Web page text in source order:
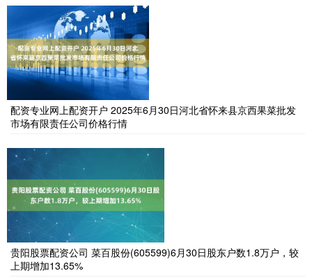
配资专业网上配资开户 2025年6月30日河北省怀来县京西果菜批发
市场有限责任公司价格行情
贵阳股票配资公司 菜百股份(605599)6月30日股东户数1.8万户，较
上期增加13.65%